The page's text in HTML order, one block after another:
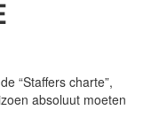
“Staffers charte”,
absoluut moeten